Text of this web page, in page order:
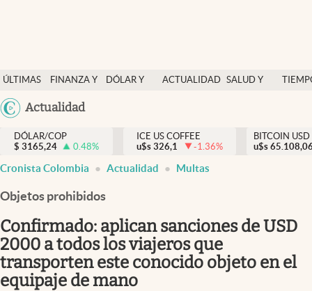
ÚLTIMAS
NOTICIAS
FINANZA Y
DÓLAR Y
ACTUALIDAD SALUD Y
México
Actualidad
Salud y nutrición
Vida espiritual
Actualidad
Colombia
DÓLAR/COP
$ 3165,24 0.48%
ICE US COFFEE
u$s 326,1 -1.36%
BITCOIN USD
u$s
Cronista Colombia Actualidad Multas
Objetos prohibidos
Confirmado: aplican sanciones de USD
2000 a todos los viajeros que
transporten este conocido objeto en el
equipaje de mano